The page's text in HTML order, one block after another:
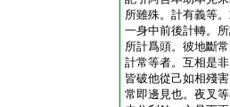
所雖殊。計有義等
一身中前後計轉。
所計爲頭。彼地斷
計常等者。互相是
皆破他從己如相殘
常即邊見也。夜叉